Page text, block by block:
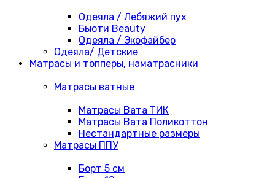
Одеяла / Лебяжий пух
Бьюти Beauty
Одеяла / Экофайбер
Одеяла/ Детские
Матрасы и топперы, наматрасники
Матрасы ватные
Матрасы Вата ТИК
Матрасы Вата Поликоттон
Нестандартные размеры
Матрасы ППУ
Борт 5 см